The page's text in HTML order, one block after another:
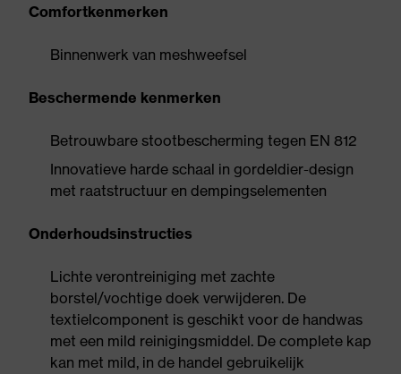
Comfortkenmerken
Binnenwerk van meshweefsel
Beschermende kenmerken
Betrouwbare stootbescherming tegen EN 812
Innovatieve harde schaal in gordeldier-design
met raatstructuur en dempingselementen
Onderhoudsinstructies
Lichte verontreiniging met zachte
borstel/vochtige doek verwijderen. De
textielcomponent is geschikt voor de handwas
met een mild reinigingsmiddel. De complete kap
kan met mild, in de handel gebruikelijk